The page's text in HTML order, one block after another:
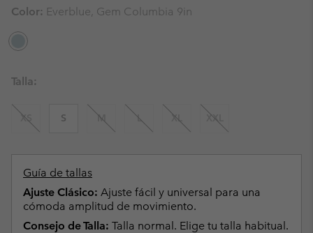
Color: Everblue, Gem Columbia 9in
Talla:
XS S M L XL XXL
Guía de tallas
Ajuste Clásico: Ajuste fácil y universal para una
cómoda amplitud de movimiento.
Consejo de Talla: Talla normal. Elige tu talla habitual.